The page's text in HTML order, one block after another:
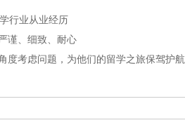
行业从业经历
谨、细致、耐心
度考虑问题，为他们的留学之旅保驾护航